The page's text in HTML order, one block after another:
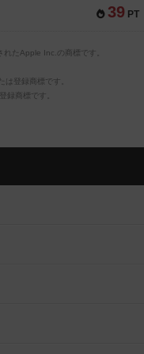
39 PT
たApple Inc.の商標です。
登録商標です。
録商標です。